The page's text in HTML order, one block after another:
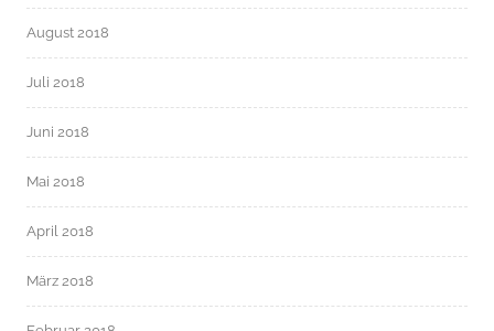
August 2018
Juli 2018
Juni 2018
Mai 2018
April 2018
März 2018